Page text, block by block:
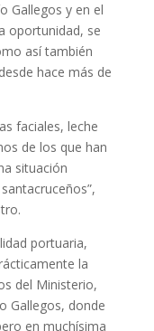
Gallegos y en el
oportunidad, se
así también
hace más de
faciales, leche
de los que han
situación
portuaria,
la
del Ministerio,
Gallegos, donde
en muchísima